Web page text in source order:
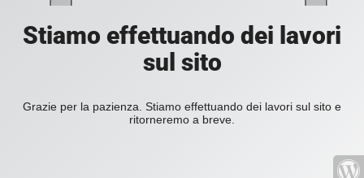
Stiamo effettuando dei lavori
sul sito
Grazie per la pazienza. Stiamo effettuando dei lavori sul sito e
ritorneremo a breve.